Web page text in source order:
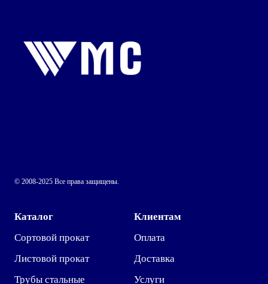
© 2008-2025 Все права защищены.
Каталог
Сортовой прокат
Листовой прокат
Трубы стальные
Клиентам
Оплата
Доставка
Услуги